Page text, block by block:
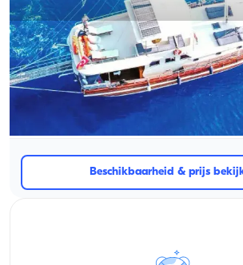
Bozburun, Diğer
Luxe Gulet Charter in Bozburun: 21
voor 8 Gasten
Zeilen 8 Pers. · 4 Hut · 21.00m
Beschikbaarheid & prijs